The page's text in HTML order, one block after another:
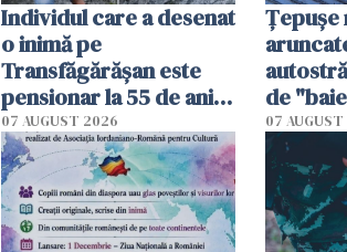
Individul care a desenat
o inimă pe
Transfăgărășan este
pensionar la 55 de ani.
Poliția l-a identificat
07 AUGUST 2026
Țepușe
de
cerut
07